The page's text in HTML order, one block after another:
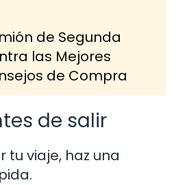
de Segunda
las Mejores
de Compra
de salir
tu viaje, haz una